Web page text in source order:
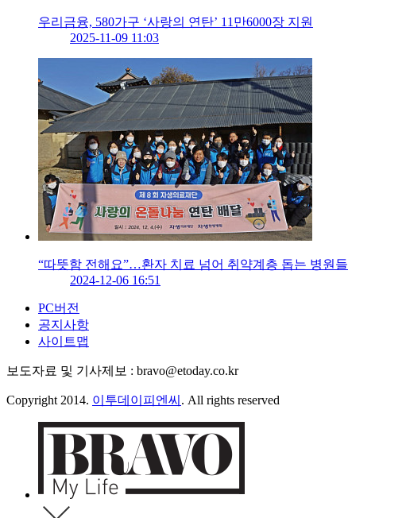
우리금융, 580가구 ‘사랑의 연탄’ 11만6000장 지원
2025-11-09 11:03
“따뜻함 전해요”…환자 치료 넘어 취약계층 돕는 병원들
2024-12-06 16:51
PC버전
공지사항
사이트맵
보도자료 및 기사제보 : bravo@etoday.co.kr
Copyright 2014. 이투데이피엔씨 . All rights reserved